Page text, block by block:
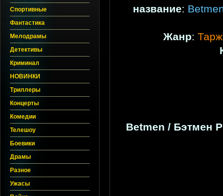
Спортивные
Фантастика
Мелодрамы
Детективы
Криминал
НОВИНКИ
Триллеры
Концерты
Комедии
Телешоу
Боевики
Драмы
Разное
Ужасы
название:
Жанр:
Betmen / Бэтмен